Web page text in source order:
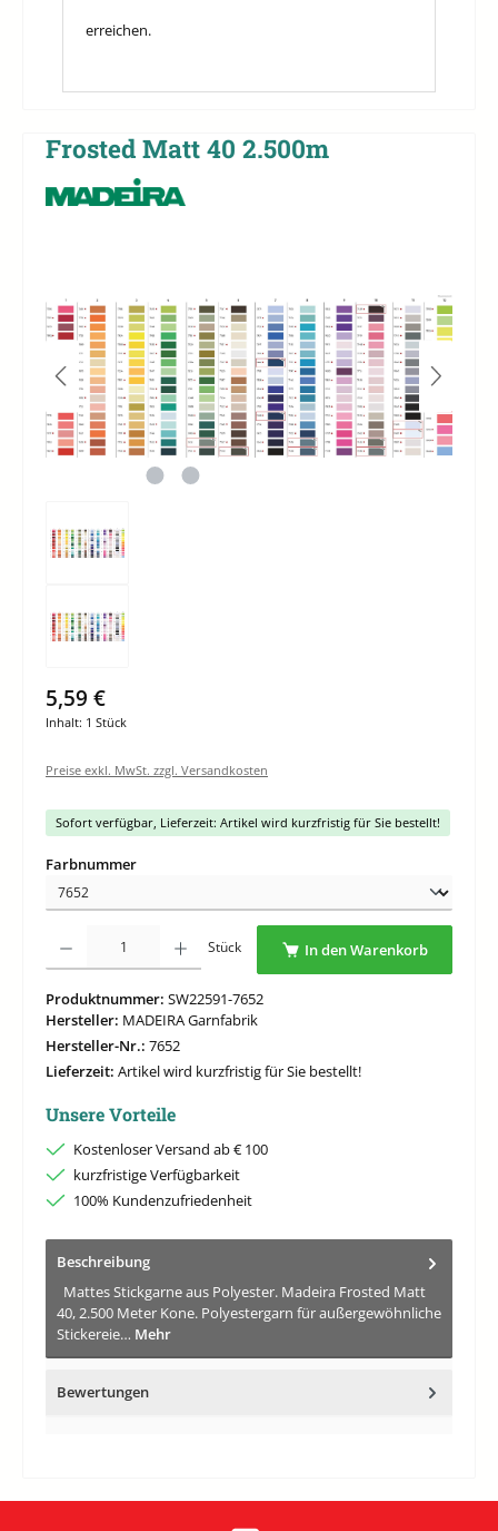
erreichen.
Frosted Matt 40 2.500m
5,59 €
Inhalt: 1 Stück
Preise exkl. MwSt. zzgl. Versandkosten
Sofort verfügbar, Lieferzeit: Artikel wird kurzfristig für Sie bestellt!
Farbnummerauswählen
Produkt Anzahl: Gib den gewünschten Wert ein oder benutze die Schaltflächen um
Stück In den Warenkorb
Produktnummer: SW22591-7652
Hersteller: MADEIRA Garnfabrik
Hersteller-Nr.: 7652
Lieferzeit: Artikel wird kurzfristig für Sie bestellt!
Unsere Vorteile
Kostenloser Versand ab € 100
kurzfristige Verfügbarkeit
100% Kundenzufriedenheit
Beschreibung
Mattes Stickgarne aus Polyester. Madeira Frosted Matt
40, 2.500 Meter Kone. Polyestergarn für außergewöhnliche
Stickereie… Mehr
Bewertungen